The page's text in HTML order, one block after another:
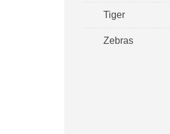
Tiger
Zebras